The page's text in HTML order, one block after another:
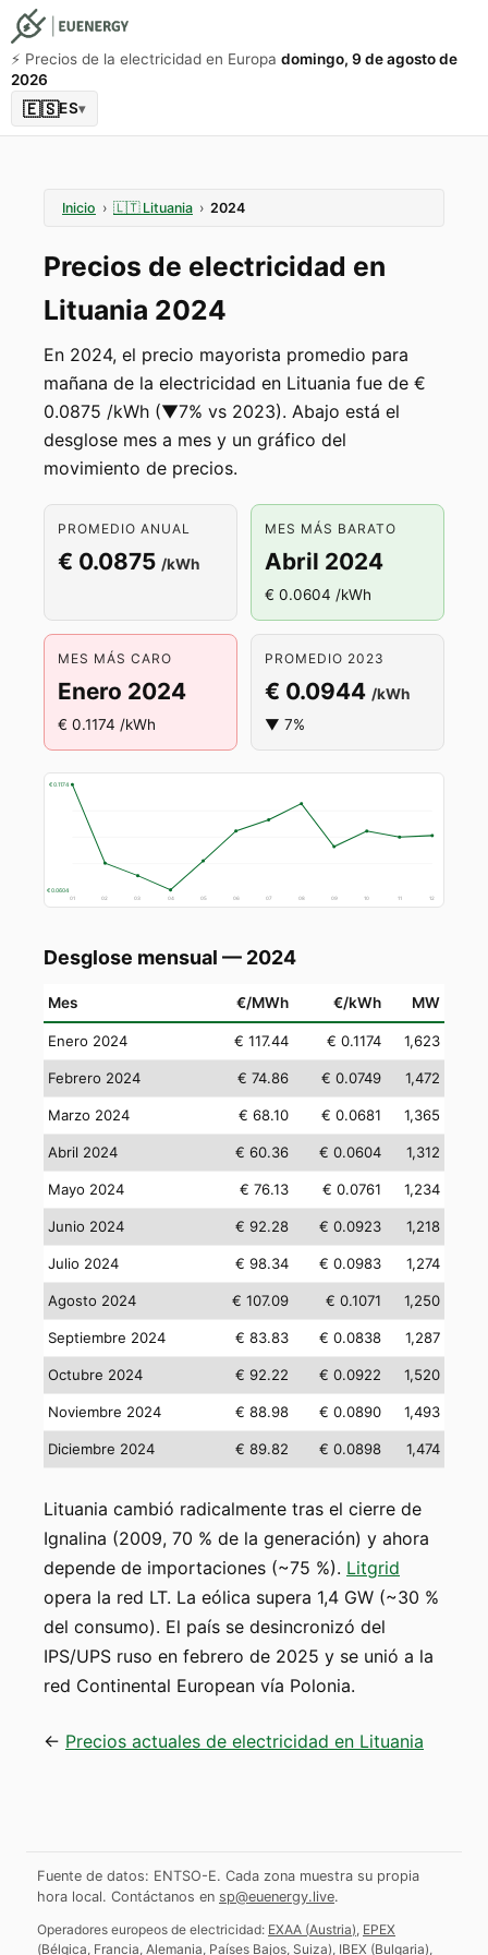
⚡️ Precios de la electricidad en Europa domingo, 9 de agosto de
2026
🇪🇸ES▾
Inicio › 🇱🇹 Lituania › 2024
Precios de electricidad en
Lituania 2024
En 2024, el precio mayorista promedio para
mañana de la electricidad en Lituania fue de €
0.0875 /kWh (▼7% vs 2023). Abajo está el
desglose mes a mes y un gráfico del
movimiento de precios.
PROMEDIO ANUAL
€ 0.0875 /kWh
MES MÁS BARATO
Abril 2024
€ 0.0604 /kWh
MES MÁS CARO
Enero 2024
€ 0.1174 /kWh
PROMEDIO 2023
€ 0.0944 /kWh
▼ 7%
€ 0.1174
€ 0.0604
01 02 03 04 05 06 07 08 09 10 11 12
Desglose mensual — 2024
Mes €/MWh €/kWh MW
Enero 2024 € 117.44 € 0.1174 1,623
Febrero 2024 € 74.86 € 0.0749 1,472
Marzo 2024 € 68.10 € 0.0681 1,365
Abril 2024 € 60.36 € 0.0604 1,312
Mayo 2024 € 76.13 € 0.0761 1,234
Junio 2024 € 92.28 € 0.0923 1,218
Julio 2024 € 98.34 € 0.0983 1,274
Agosto 2024 € 107.09 € 0.1071 1,250
Septiembre 2024 € 83.83 € 0.0838 1,287
Octubre 2024 € 92.22 € 0.0922 1,520
Noviembre 2024 € 88.98 € 0.0890 1,493
Diciembre 2024 € 89.82 € 0.0898 1,474
Lituania cambió radicalmente tras el cierre de
Ignalina (2009, 70 % de la generación) y ahora
depende de importaciones (~75 %). Litgrid
opera la red LT. La eólica supera 1,4 GW (~30 %
del consumo). El país se desincronizó del
IPS/UPS ruso en febrero de 2025 y se unió a la
red Continental European vía Polonia.
← Precios actuales de electricidad en Lituania
Fuente de datos: ENTSO-E. Cada zona muestra su propia
hora local. Contáctanos en sp@euenergy.live.
Operadores europeos de electricidad: EXAA (Austria), EPEX
(Bélgica, Francia, Alemania, Países Bajos, Suiza), IBEX (Bulgaria),